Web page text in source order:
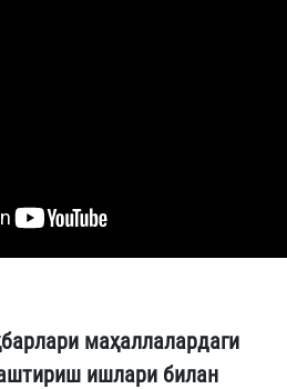
маҳаллалардаги
ишлари билан